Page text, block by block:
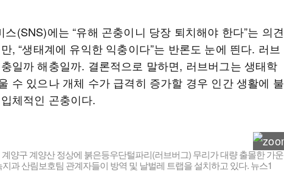
스(SNS)에는 “유해 곤충이니 당장 퇴치해야 한다”는 의견
, “생태계에 유익한 익충이다”는 반론도 눈에 띈다. 러브
일까 해충일까. 결론적으로 말하면, 러브버그는 생태학
수 있으나 개체 수가 급격히 증가할 경우 인간 생활에 불
체적인 곤충이다.
양구 계양산 정상에 붉은등우단털파리(러브버그) 무리가 대량 출몰한 가운
과 산림보호팀 관계자들이 방역 및 날벌레 트랩을 설치하고 있다. 뉴스1